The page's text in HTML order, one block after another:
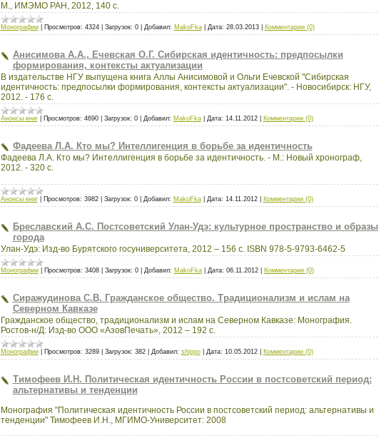
М., ИМЭМО РАН, 2012, 140 с.
Монографии| Просмотров: 4324| Загрузок: 0| Добавил: MakoFka| Дата: 28.03.2013 Комментарии (0)
Анисимова А.А., Ечевская О.Г. Сибирская идентичность: предпосылки
формирования, контексты актуализации
В издательстве НГУ выпущена книга Аллы Анисимовой и Ольги Ечевской "Сибирская
идентичность: предпосылки формирования, контексты актуализации". - Новосибирск: НГУ,
2012. - 176 с.
Анонсы книг| Просмотров: 4690| Загрузок: 0| Добавил: MakoFka| Дата: 14.11.2012 Комментарии (0)
Фадеева Л.А. Кто мы? Интеллигенция в борьбе за идентичность
Фадеева Л.А. Кто мы? Интеллигенция в борьбе за идентичность. - М.: Новый хронограф,
2012. - 320 с.
Анонсы книг| Просмотров: 3982| Загрузок: 0| Добавил: MakoFka| Дата: 14.11.2012 Комментарии (0)
Бреславский А.С. Постсоветский Улан-Удэ: культурное пространство и образы
города
Улан-Удэ: Изд-во Бурятского госуниверситета, 2012 – 156 с. ISBN 978-5-9793-6462-5
Монографии| Просмотров: 3408| Загрузок: 0| Добавил: MakoFka| Дата: 06.11.2012 Комментарии (0)
Сиражудинова С.В. Гражданское общество. Традиционализм и ислам на
Северном Кавказе
Гражданское общество, традиционализм и ислам на Северном Кавказе: Монография.
Ростов-н/Д: Изд-во ООО «АзовПечать», 2012 – 192 с.
Монографии| Просмотров: 3289| Загрузок: 382| Добавил: shippo| Дата: 10.05.2012 Комментарии (0)
Тимофеев И.Н. Политическая идентичность России в постсоветский период:
альтернативы и тенденции
Монография "Политическая идентичность России в постсоветский период: альтернативы и
тенденции" Тимофеев И.Н., МГИМО-Университет: 2008